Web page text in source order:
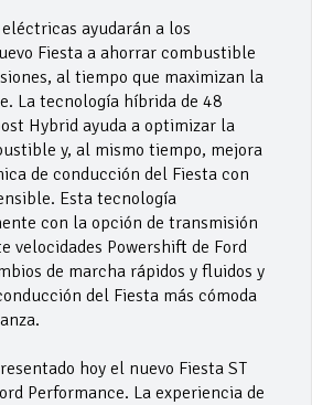
ayudarán a los
Fiesta a ahorrar combustible
al tiempo que maximizan la
La tecnología híbrida de 48
Hybrid ayuda a optimizar la
y, al mismo tiempo, mejora
de conducción del Fiesta con
Esta tecnología
con la opción de transmisión
velocidades Powershift de Ford
de marcha rápidos y fluidos y
del Fiesta más cómoda
hoy el nuevo Fiesta ST
Performance. La experiencia de